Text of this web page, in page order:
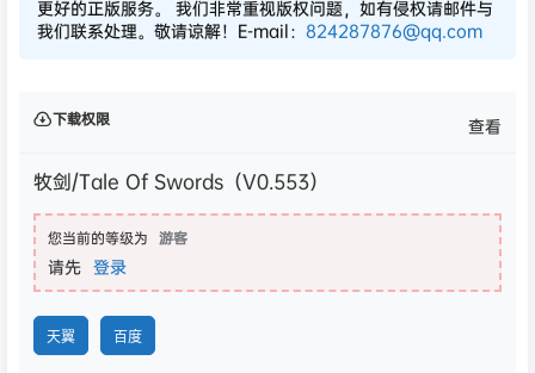
更好的正版服务。 我们非常重视版权问题，如有侵权请邮件与
我们联系处理。敬请谅解！E-mail： 824287876@qq.com
下载权限 查看
牧剑/Tale Of Swords（V0.553）
您当前的等级为 游客
请先 登录
天翼 百度